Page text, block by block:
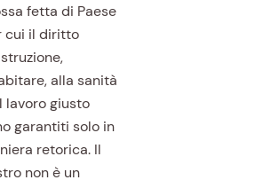
fetta di Paese
cui il diritto
alla sanità
lavoro giusto
garantiti solo in
retorica. Il
non è un